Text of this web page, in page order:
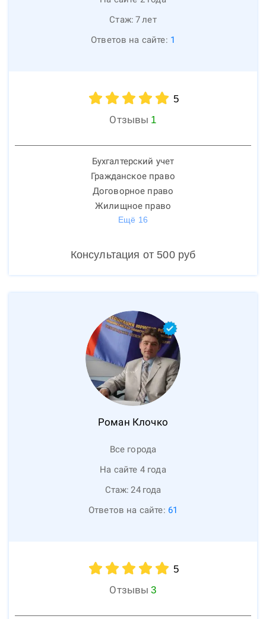
Стаж: 7лет
Ответов на сайте: 1
5
Отзывы 1
Бухгалтерский учет
Гражданское право
Договорное право
Жилищное право
Ещё 16
Консультация от 500руб
Роман Клочко
Все города
На сайте 4 года
Стаж: 24 года
Ответов на сайте: 61
5
Отзывы 3